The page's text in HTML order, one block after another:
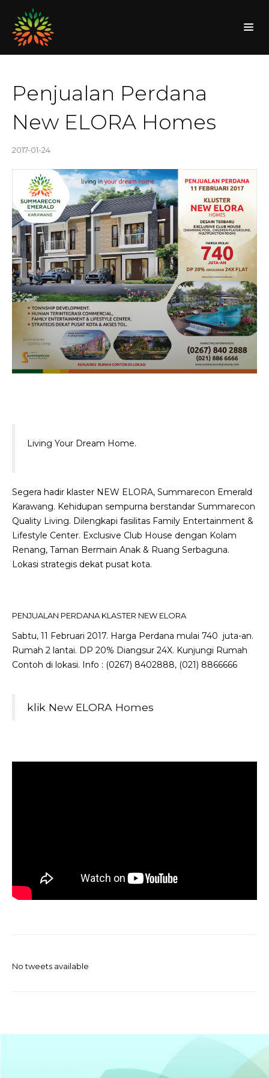
Penjualan Perdana
New ELORA Homes
2017-01-24
Living Your Dream Home.
Segera hadir klaster NEW ELORA, Summarecon Emerald
Karawang. Kehidupan sempurna berstandar Summarecon
Quality Living. Dilengkapi fasilitas Family Entertainment &
Lifestyle Center. Exclusive Club House dengan Kolam
Renang, Taman Bermain Anak & Ruang Serbaguna.
Lokasi strategis dekat pusat kota.
PENJUALAN PERDANA KLASTER NEW ELORA
Sabtu, 11 Februari 2017. Harga Perdana mulai 740 juta-an.
Rumah 2 lantai. DP 20% Diangsur 24X. Kunjungi Rumah
Contoh di lokasi. Info : (0267) 8402888, (021) 8866666
klik New ELORA Homes
No tweets available